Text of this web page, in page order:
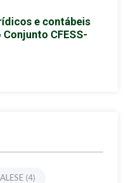
e contábeis
CFESS-
ALESE (4)